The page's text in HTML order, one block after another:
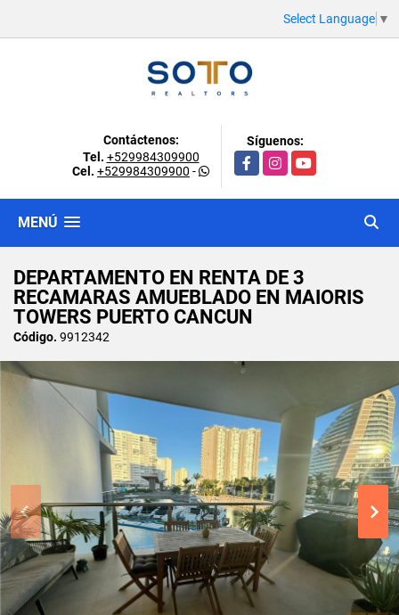
Select Language ▼
Contáctenos:
Tel. +529984309900
Cel. +529984309900 -
Síguenos:
FacebookInstagramYouTube
MENÚ
DEPARTAMENTO EN RENTA DE 3
RECAMARAS AMUEBLADO EN MAIORIS
TOWERS PUERTO CANCUN
Código. 9912342